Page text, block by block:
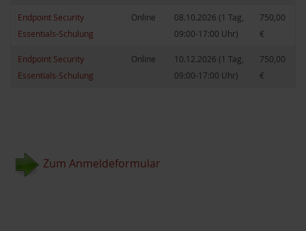
Endpoint Security
Essentials-Schulung
Online
08.10.2026 (1 Tag,
09:00-17:00 Uhr)
750,00
€
Endpoint Security
Essentials-Schulung
Online
10.12.2026 (1 Tag,
09:00-17:00 Uhr)
750,00
€
Zum Anmeldeformular